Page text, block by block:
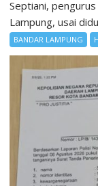
Septiani,
Lampung, usai
BANDAR LAMPUNG